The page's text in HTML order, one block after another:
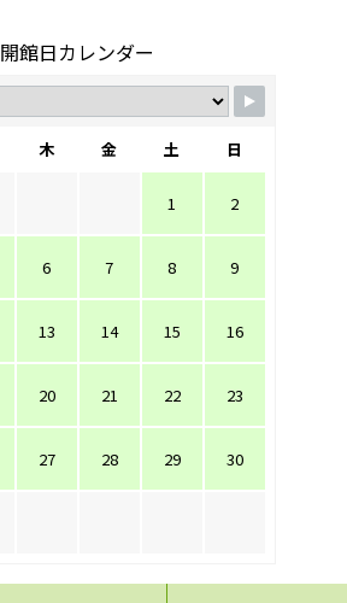
開館日カレンダー
木 金 土 日
1 2
6 7 8 9
13 14 15 16
20 21 22 23
27 28 29 30